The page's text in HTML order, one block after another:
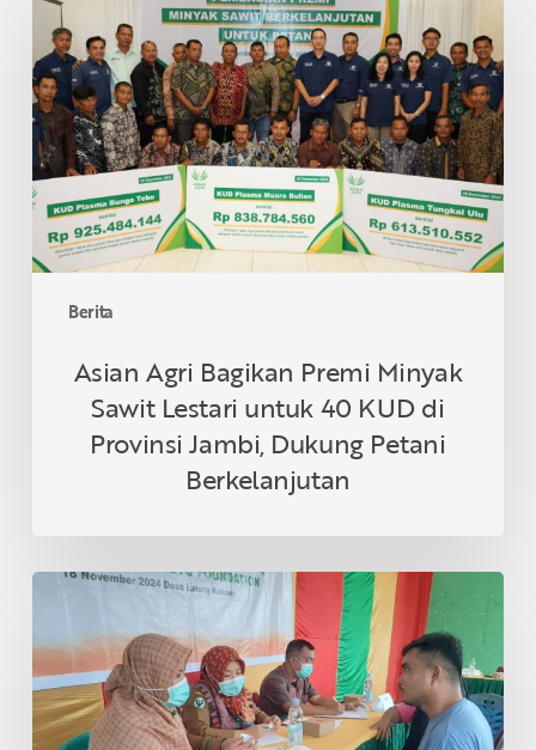
Berita
Bagikan
Premi
Minyak
Sawit
Lestari
untuk
40
KUD
di
Dukung
Petani
Berkelanjutan
Asian Agri Bagikan Premi Minyak
Sawit Lestari untuk 40 KUD di
Provinsi Jambi, Dukung Petani
Berkelanjutan
Asian
&
Tanoto
Foundation
Gelar